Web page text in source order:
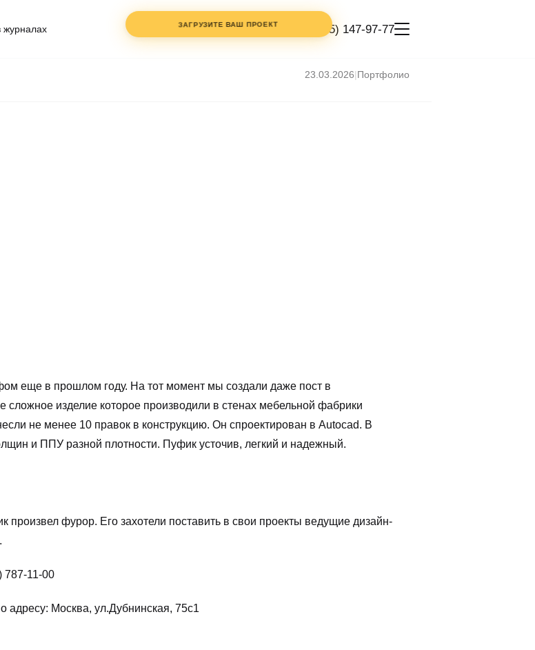
ЗАГРУЗИТЕ ВАШ ПРОЕКТ +7 (495) 147-97-77
23.03.2026|Портфолио
еще в прошлом году. На тот момент мы создали даже пост в
сложное изделие которое производили в стенах мебельной фабрики
не менее 10 правок в конструкцию. Он спроектирован в Autocad. В
и ППУ разной плотности. Пуфик усточив, легкий и надежный.
произвел фурор. Его захотели поставить в свои проекты ведущие дизайн-
787-11-00
адресу: Москва, ул.Дубнинская, 75с1